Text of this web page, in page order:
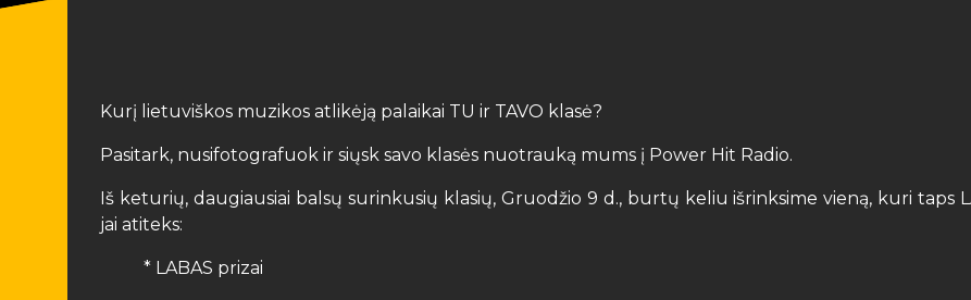
Kurį lietuviškos muzikos atlikėją palaikai TU ir TAVO klasė?
Pasitark, nusifotografuok ir siųsk savo klasės nuotrauką mums į Power Hit Radio.
Iš keturių, daugiausiai balsų surinkusių klasių, Gruodžio 9 d., burtų keliu išrinksime vieną, kuri taps
jai atiteks:
* LABAS prizai